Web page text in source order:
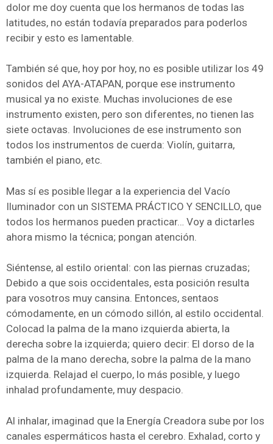
dolor me doy cuenta que los hermanos de todas las
latitudes, no están todavía preparados para poderlos
recibir y esto es lamentable.
También sé que, hoy por hoy, no es posible utilizar los 49
sonidos del AYA-ATAPAN, porque ese instrumento
musical ya no existe. Muchas involuciones de ese
instrumento existen, pero son diferentes, no tienen las
siete octavas. Involuciones de ese instrumento son
todos los instrumentos de cuerda: Violín, guitarra,
también el piano, etc.
Mas sí es posible llegar a la experiencia del Vacío
Iluminador con un SISTEMA PRÁCTICO Y SENCILLO, que
todos los hermanos pueden practicar… Voy a dictarles
ahora mismo la técnica; pongan atención.
Siéntense, al estilo oriental: con las piernas cruzadas;
Debido a que sois occidentales, esta posición resulta
para vosotros muy cansina. Entonces, sentaos
cómodamente, en un cómodo sillón, al estilo occidental.
Colocad la palma de la mano izquierda abierta, la
derecha sobre la izquierda; quiero decir: El dorso de la
palma de la mano derecha, sobre la palma de la mano
izquierda. Relajad el cuerpo, lo más posible, y luego
inhalad profundamente, muy despacio.
Al inhalar, imaginad que la Energía Creadora sube por los
canales espermáticos hasta el cerebro. Exhalad, corto y